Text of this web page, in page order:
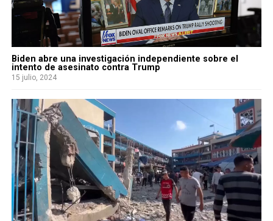
Biden abre una investigación independiente sobre el
intento de asesinato contra Trump
15 julio, 2024